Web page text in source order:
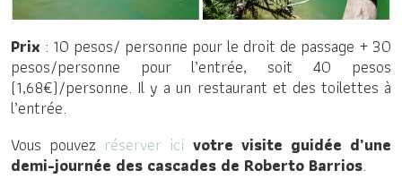
Prix : 10 pesos/ personne pour le droit de passage + 30
pesos/personne pour l’entrée, soit 40 pesos
(1,68€)/personne. Il y a un restaurant et des toilettes à
l’entrée.
Vous pouvez réserver ici votre visite guidée d’une
demi-journée des cascades de Roberto Barrios.